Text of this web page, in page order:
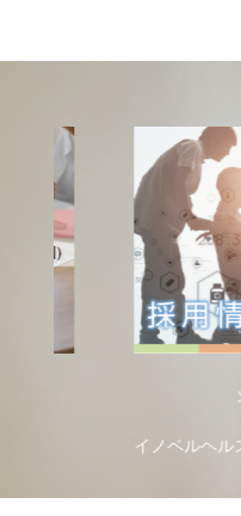
求人
イノベルヘルスケ